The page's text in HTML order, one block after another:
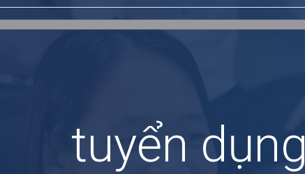
tuyển dụng